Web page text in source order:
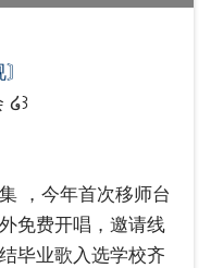
꒱
，今年首次移师台
免费开唱，邀请线
毕业歌入选学校齐